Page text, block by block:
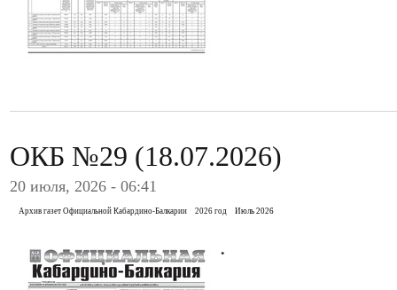
ОКБ №29 (18.07.2026)
20 июля, 2026 - 06:41
Архив газет Официальной Кабардино-Балкарии 2026 год Июль 2026
.